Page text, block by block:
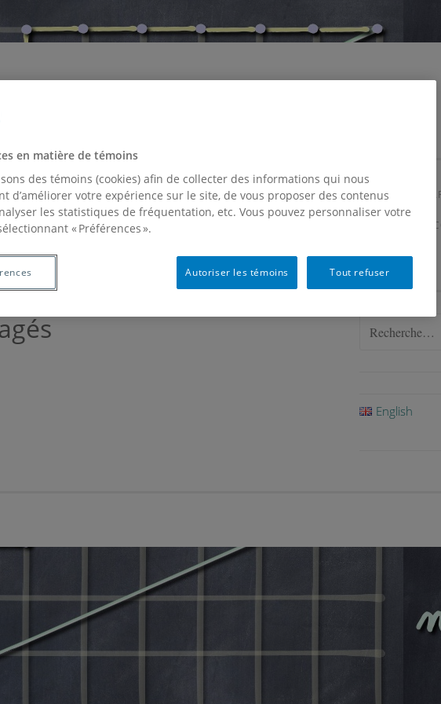
PUBLICATIONS CO-AUTEURS CONFÉRENCES RÉCENTES DIFFUSION &
& MÉDIAS CURRICULUM VITAE MA LISTE DE RENCONTRES &
COMITÉS RÉCENTS LIENS INTÉRESSANTS OUTILS ZOOM+OBS
Rechercher :
English
en matière de témoins
des témoins (cookies) afin de collecter des informations qui nous
d’améliorer votre expérience sur le site, de vous proposer des contenus
les statistiques de fréquentation, etc. Vous pouvez personnaliser votre
« Préférences ».
Tout refuser
Autoriser les témoins